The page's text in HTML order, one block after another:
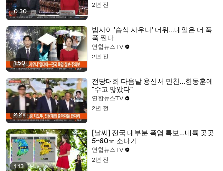
0:30
2년 전
1:50
밤사이 '습식 사우나' 더위…내일은 더 푹
푹 찐다
연합뉴스TV
2년 전
2:28
전당대회 다음날 용산서 만찬…한동훈에
"수고 많았다"
연합뉴스TV
2년 전
1:13
[날씨] 전국 대부분 폭염 특보…내륙 곳곳
5~60㎜ 소나기
연합뉴스TV
2년 전